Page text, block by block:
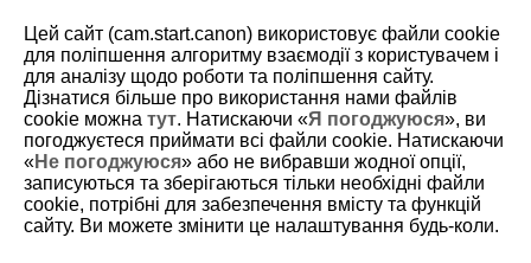
D180-123
Режим роботи АФ
Покадровий АФ для зйомки нерухомих об’єктів
Цей сайт (cam.start.canon) використовує файли cookie
для поліпшення алгоритму взаємодії з користувачем і
для аналізу щодо роботи та поліпшення сайту.
Дізнатися більше про використання нами файлів
cookie можна тут. Натискаючи «Я погоджуюся», ви
погоджуєтеся приймати всі файли cookie. Натискаючи
«Не погоджуюся» або не вибравши жодної опції,
записуються та зберігаються тільки необхідні файли
cookie, потрібні для забезпечення вмісту та функцій
сайту. Ви можете змінити це налаштування будь-коли.